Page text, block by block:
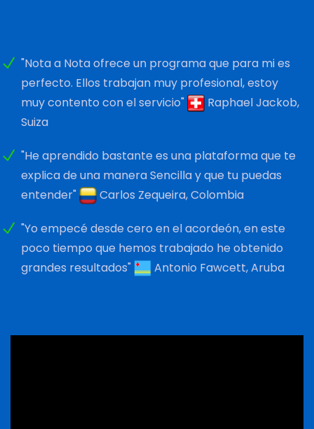
"Nota a Nota ofrece un programa que para mi es
perfecto. Ellos trabajan muy profesional, estoy
muy contento con el servicio"
Raphael Jackob,
Suiza
"He aprendido bastante es una plataforma que te
explica de una manera Sencilla y que tu puedas
entender"
Carlos Zequeira, Colombia
"Yo empecé desde cero en el acordeón, en este
poco tiempo que hemos trabajado he obtenido
grandes resultados"
Antonio Fawcett, Aruba